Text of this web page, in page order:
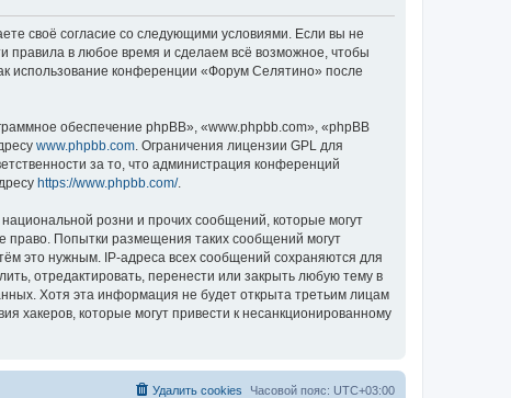
своё согласие со следующими условиями. Если вы не
правила в любое время и сделаем всё возможное, чтобы
использование конференции «Форум Селятино» после
обеспечение phpBB», «www.phpbb.com», «phpBB
www.phpbb.com . Ограничения лицензии GPL для
за то, что администрация конференций
https://www.phpbb.com/.
розни и прочих сообщений, которые могут
право. Попытки размещения таких сообщений могут
это нужным. IP-адреса всех сообщений сохраняются для
отредактировать, перенести или закрыть любую тему в
Хотя эта информация не будет открыта третьим лицам
хакеров, которые могут привести к несанкционированному
Часовой пояс: UTC+03:00
Удалить cookies